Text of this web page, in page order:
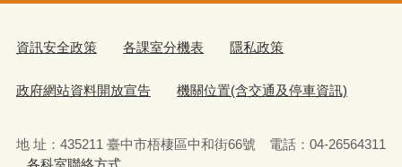
資訊安全政策 各課室分機表 隱私政策
政府網站資料開放宣告 機關位置(含交通及停車資訊)
地 址：435211 臺中市梧棲區中和街66號 電話：04-26564311
各科室聯絡方式